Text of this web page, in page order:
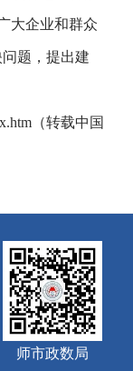
大企业和群众
题，提出建
（转载中国
师市政数局